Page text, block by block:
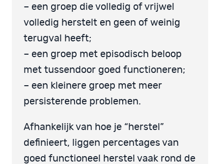
– een groep die volledig of vrijwel
volledig herstelt en geen of weinig
terugval heeft;
– een groep met episodisch beloop
met tussendoor goed functioneren;
– een kleinere groep met meer
persisterende problemen.
Afhankelijk van hoe je “herstel”
definieert, liggen percentages van
goed functioneel herstel vaak rond de